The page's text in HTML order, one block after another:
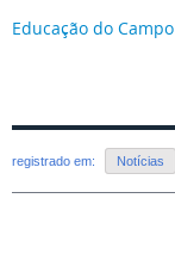
Educação do
registrado em: Notícias